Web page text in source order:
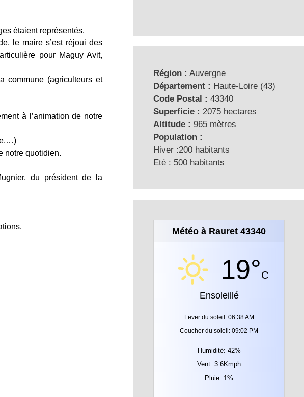
étaient représentés.
le maire s’est réjoui des
pour Maguy Avit,
commune (agriculteurs et
à l’animation de notre
notre quotidien.
du président de la
Région : Auvergne
Département : Haute-Loire (43)
Code Postal : 43340
Superficie : 2075 hectares
Altitude : 965 mètres
Population :
Hiver :200 habitants
Eté : 500 habitants
Météo à Rauret 43340
19°C
Ensoleillé
Lever du soleil: 06:38 AM
Coucher du soleil: 09:02 PM
Humidité: 42%
Vent: 3.6Kmph
Pluie: 1%